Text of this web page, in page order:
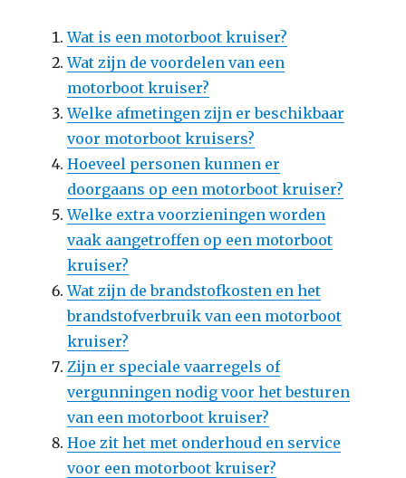
Wat is een motorboot kruiser?
Wat zijn de voordelen van een
motorboot kruiser?
Welke afmetingen zijn er beschikbaar
voor motorboot kruisers?
Hoeveel personen kunnen er
doorgaans op een motorboot kruiser?
Welke extra voorzieningen worden
vaak aangetroffen op een motorboot
kruiser?
Wat zijn de brandstofkosten en het
brandstofverbruik van een motorboot
kruiser?
Zijn er speciale vaarregels of
vergunningen nodig voor het besturen
van een motorboot kruiser?
Hoe zit het met onderhoud en service
voor een motorboot kruiser?